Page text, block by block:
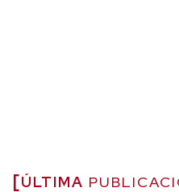
ÚLTIMA